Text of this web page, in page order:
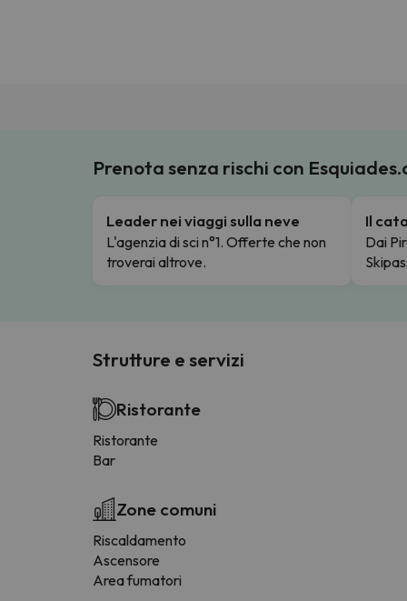
Prenota senza rischi con
Leader nei viaggi sulla neve
L'agenzia di sci n°1. Offerte che non
troverai altrove.
Il
Dai
Strutture e servizi
Ristorante
Ristorante
Bar
Zone comuni
Riscaldamento
Ascensore
Area fumatori